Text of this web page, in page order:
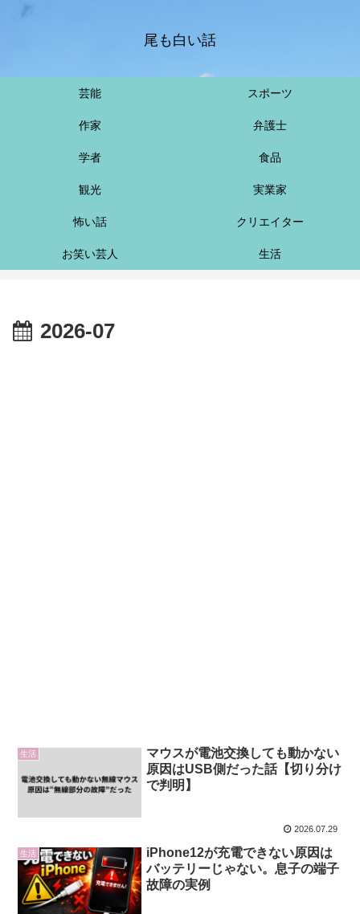
尾も白い話
芸能 スポーツ
作家 弁護士
学者 食品
観光 実業家
怖い話 クリエイター
お笑い芸人 生活
2026-07
生活
マウスが電池交換しても動かない
原因はUSB側だった話【切り分け
で判明】
2026.07.29
生活
iPhone12が充電できない原因は
バッテリーじゃない。息子の端子
故障の実例